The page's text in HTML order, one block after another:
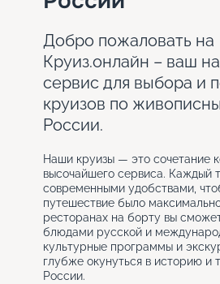
Добро пожаловать на
Круиз.онлайн – ваш
сервис для выбора и
круизов по
России.
Наши круизы — это сочетание
высочайшего сервиса. Каждый
современными удобствами,
путешествие было
ресторанах на борту вы
блюдами русской и
культурные программы и
глубже окунуться в историю и
России.